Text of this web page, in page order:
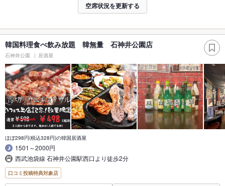
空席状況を更新する
韓国料理食べ飲み放題 韓無量 石神井公園店
石神井公園 居酒屋
ほぼ298円(税込328円)の韓国居酒屋
1501～2000円
西武池袋線 石神井公園駅西口より徒歩2分
口コミ投稿特典対象店